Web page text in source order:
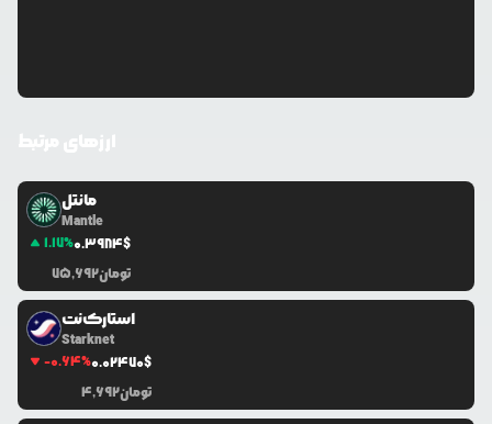
مانتل
Mantle
1.17%0.3984$
75,692تومان
استارک‌نت
Starknet
-0.64%0.02470$
4,692تومان